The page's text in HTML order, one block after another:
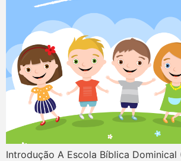
Introdução A Escola Bíblica Dominical